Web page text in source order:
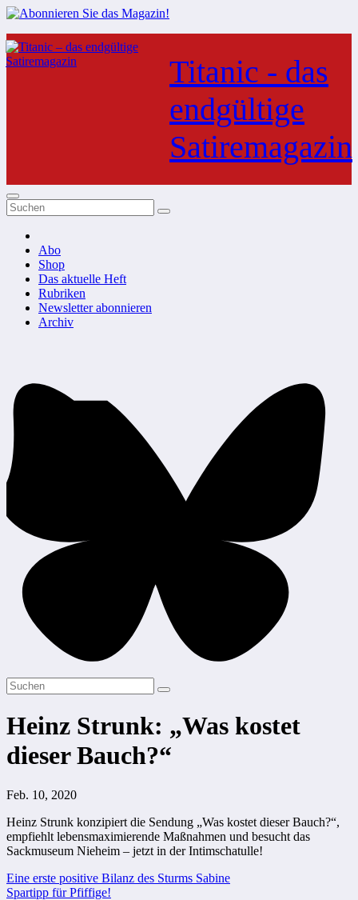
Zum
Inhalt
springen
Titanic - das
endgültige
Satiremagazin
Abo
Shop
Das aktuelle Heft
Rubriken
Newsletter abonnieren
Archiv
Heinz Strunk: „Was kostet
dieser Bauch?“
Feb. 10, 2020
Heinz Strunk konzipiert die Sendung „Was kostet dieser Bauch?“,
empfiehlt lebensmaximierende Maßnahmen und besucht das
Sackmuseum Nieheim – jetzt in der Intimschatulle!
Beitragsnavigation
Eine erste positive Bilanz des Sturms Sabine
Spartipp für Pfiffige!